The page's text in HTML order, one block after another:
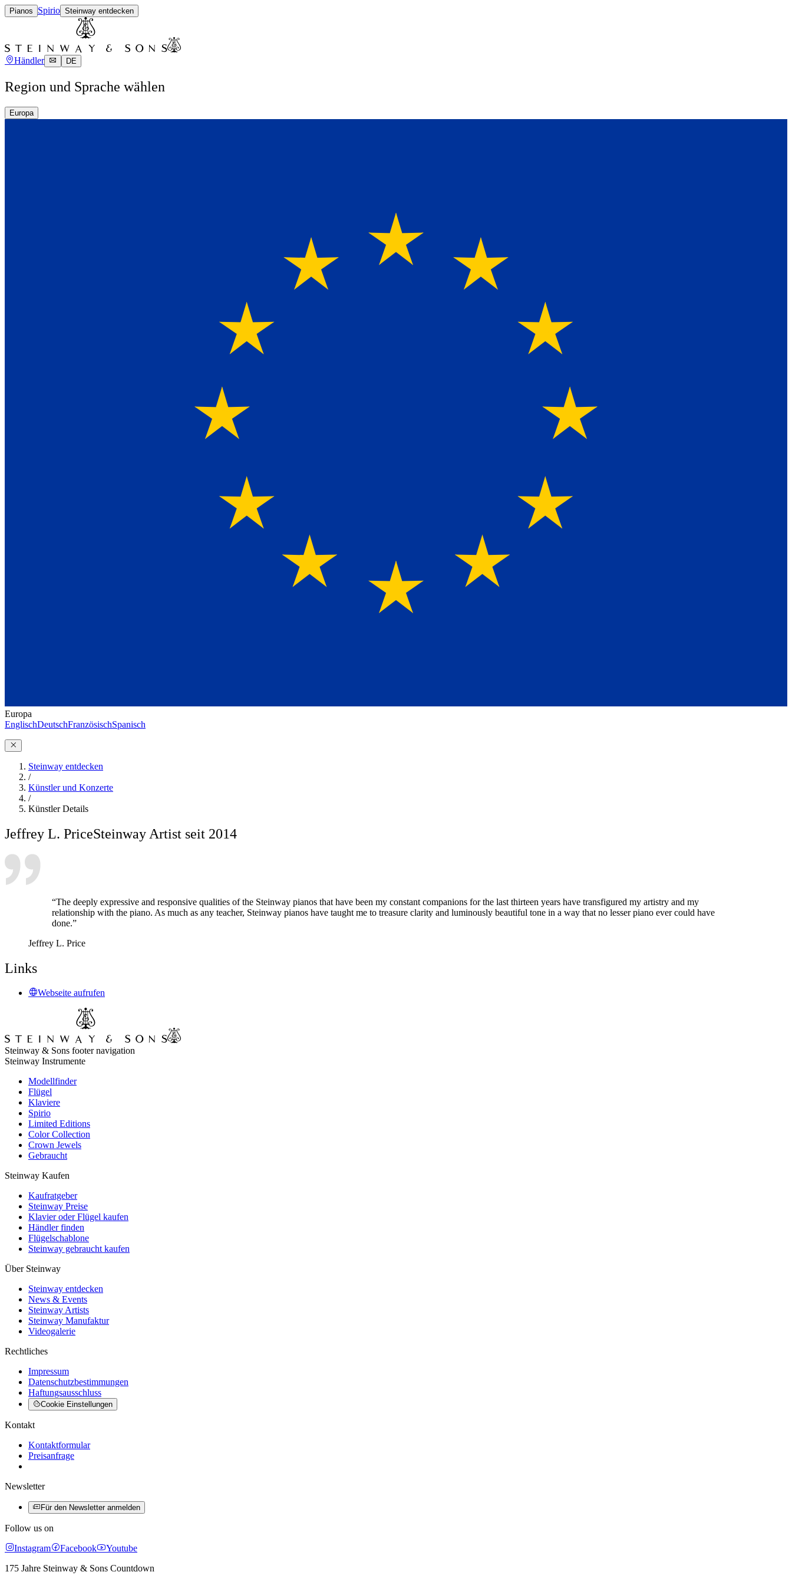
Pianos Spirio Steinway entdecken
Händler DE
Region und Sprache wählen
Europa
Europa
EnglischDeutschFranzösischSpanisch
Steinway entdecken
/
Künstler und Konzerte
/
Künstler Details
Jeffrey L. PriceSteinway Artist seit 2014
“The deeply expressive and responsive qualities of the Steinway pianos that have been my constant companions for the last thirteen years have transfigured my artistry and my
relationship with the piano. As much as any teacher, Steinway pianos have taught me to treasure clarity and luminously beautiful tone in a way that no lesser piano ever could have
done.”
Jeffrey L. Price
Links
Webseite aufrufen
Steinway & Sons footer navigation
Steinway Instrumente
Modellfinder
Flügel
Klaviere
Spirio
Limited Editions
Color Collection
Crown Jewels
Gebraucht
Steinway Kaufen
Kaufratgeber
Steinway Preise
Klavier oder Flügel kaufen
Händler finden
Flügelschablone
Steinway gebraucht kaufen
Über Steinway
Steinway entdecken
News & Events
Steinway Artists
Steinway Manufaktur
Videogalerie
Rechtliches
Impressum
Datenschutzbestimmungen
Haftungsausschluss
Cookie Einstellungen
Kontakt
Kontaktformular
Preisanfrage
Newsletter
Für den Newsletter anmelden
Follow us on
Instagram
Facebook
Youtube
175 Jahre Steinway & Sons Countdown